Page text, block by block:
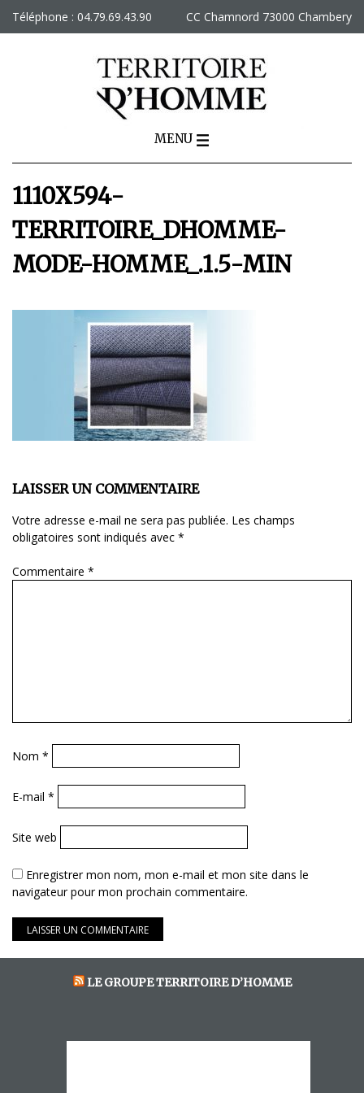
Téléphone : 04.79.69.43.90 CC Chamnord 73000 Chambery
MENU
1110X594-
TERRITOIRE_DHOMME-
MODE-HOMME_.1.5-MIN
LAISSER UN COMMENTAIRE
Votre adresse e-mail ne sera pas publiée. Les champs
obligatoires sont indiqués avec *
Commentaire *
Nom *
E-mail *
Site web
Enregistrer mon nom, mon e-mail et mon site dans le
navigateur pour mon prochain commentaire.
LE GROUPE TERRITOIRE D’HOMME